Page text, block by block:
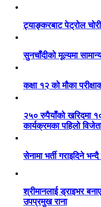
ट्याङ्करबाट पेट्रोल
सुनचाँदीको मूल्यमा सामान्य
कक्षा १२ को मौका
२५० रुपैयाँको खरिदमा
कार्यक्रमका पहिलो
सेनामा भर्ती गराइदिने
श्रीमानलाई ड्राइभर
उपप्रमुख राना